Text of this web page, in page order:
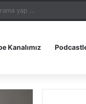
Uygulamamız
Kanalımız